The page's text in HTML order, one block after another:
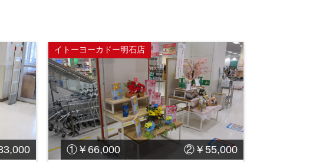
イトーヨーカドー明石店
①￥66,000 ②￥55,000